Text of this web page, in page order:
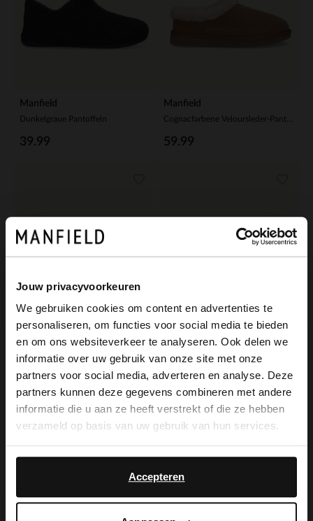
Jouw privacyvoorkeuren
We gebruiken cookies om content en advertenties te
personaliseren, om functies voor social media te bieden
en om ons websiteverkeer te analyseren. Ook delen we
informatie over uw gebruik van onze site met onze
partners voor social media, adverteren en analyse. Deze
partners kunnen deze gegevens combineren met andere
informatie die u aan ze heeft verstrekt of die ze hebben
verzameld op basis van uw gebruik van hun services.
Accepteren
Manfield
Dunkelgraue Pantoffeln
39.99
Manfield
59.99
Manfield
Blaue Pantoffeln mit Wollfutter
39.99
Manfield
Dunkelbraune Veloursleder-Pantoffeln mit synthetischem Wollfutter
59.99
×
View this website in English?
It looks like your language isn't Dutch. Would
you like to switch to English?
English